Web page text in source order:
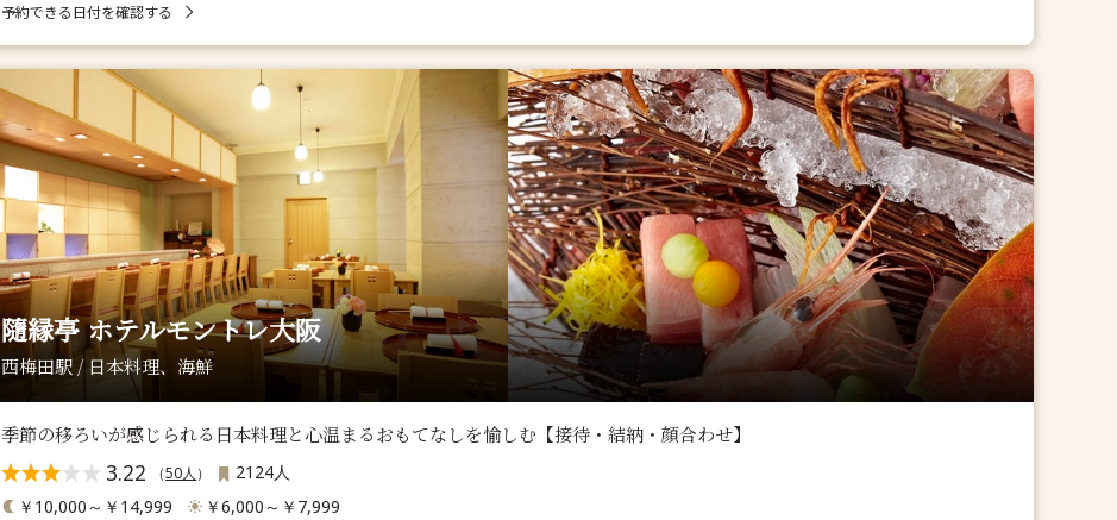
予約できる日付を確認する
隨縁亭 ホテルモントレ大阪
西梅田駅 / 日本料理、海鮮
季節の移ろいが感じられる日本料理と心温まるおもてなしを愉しむ【接待・結納・顔合わせ】
3.22 （50人 ）
2124人
￥10,000～￥14,999
￥6,000～￥7,999